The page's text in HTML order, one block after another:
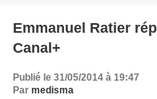
Emmanuel Ratier
Canal+
Publié le 31/05/2014 à 19:47
Par medisma